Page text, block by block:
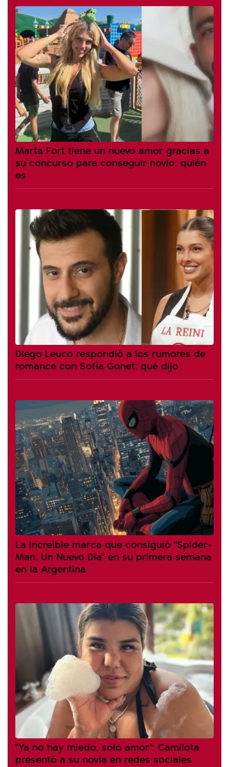
Marta Fort tiene un nuevo amor gracias a
su concurso para conseguir novio: quién
es
Diego Leuco respondió a los rumores de
romance con Sofía Gonet: qué dijo
La increíble marca que consiguió "Spider-
Man: Un Nuevo Día" en su primera semana
en la Argentina
"Ya no hay miedo, solo amor": Camilota
presentó a su novia en redes sociales